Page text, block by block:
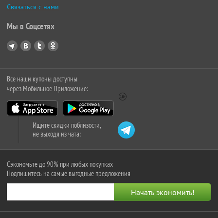
Связаться с нами
Мы в Соцсетях
Все наши купоны доступны
через Мобильное Приложение:
Ищите скидки поблизости,
не выходя из чата:
Сэкономьте до 90% при любых покупках
Подпишитесь на самые выгодные предложения